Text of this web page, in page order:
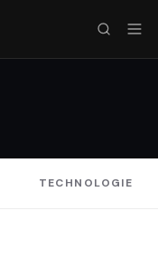
TECHNOLOGIE